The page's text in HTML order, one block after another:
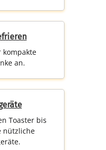
an.
Toaster bis
nützliche